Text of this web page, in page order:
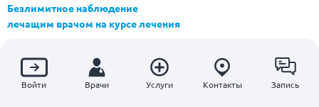
Безлимитное наблюдение
лечащим врачом на курсе лечения
Добровольное медстрахование
Реабилитация после Covid-19
МРТ позвоночника
Войти Врачи Услуги Контакты Запись